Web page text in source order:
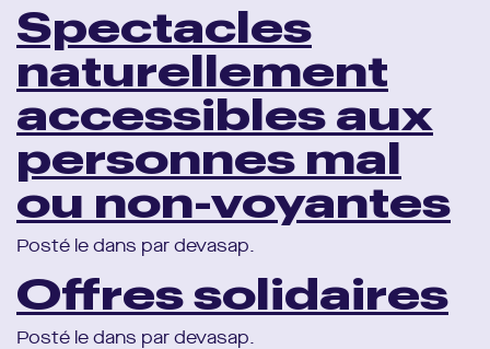
Spectacles
naturellement
accessibles aux
personnes mal
ou non-voyantes
Posté le dans par devasap.
Offres solidaires
Posté le dans par devasap.